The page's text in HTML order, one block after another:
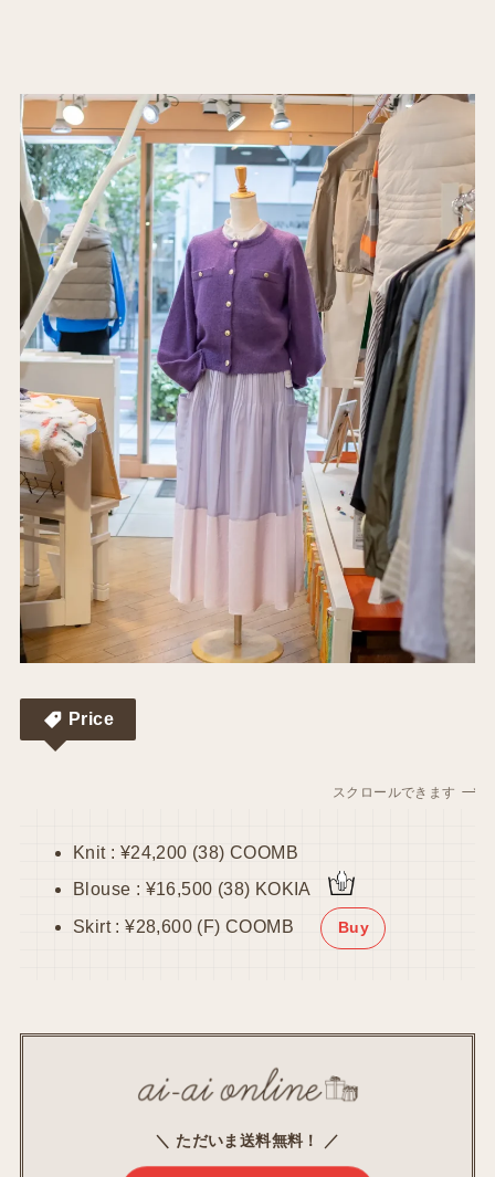
Price
スクロールできます
Knit : ¥24,200 (38) COOMB
Blouse : ¥16,500 (38) KOKIA
Skirt : ¥28,600 (F) COOMB Buy
＼ ただいま送料無料！ ／